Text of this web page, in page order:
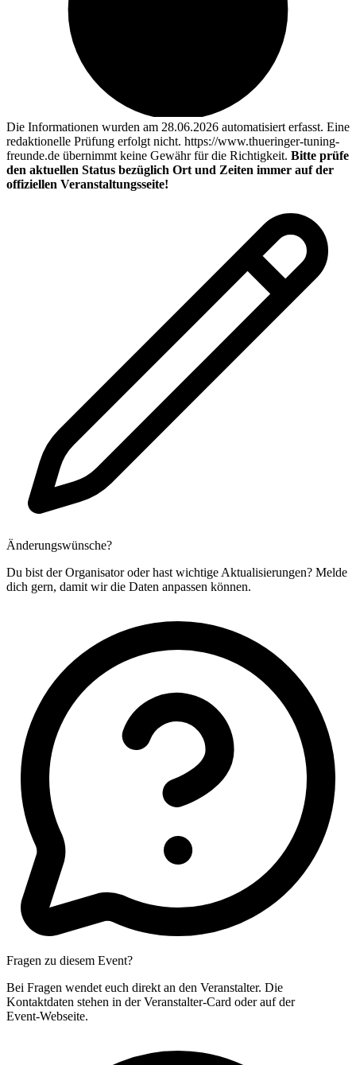
Die Informationen wurden am 28.06.2026 automatisiert erfasst. Eine
redaktionelle Prüfung erfolgt nicht. https://www.thueringer-tuning-
freunde.de übernimmt keine Gewähr für die Richtigkeit. Bitte prüfe
den aktuellen Status bezüglich Ort und Zeiten immer auf der
offiziellen Veranstaltungsseite!
Änderungswünsche?
Du bist der Organisator oder hast wichtige Aktualisierungen? Melde
dich gern, damit wir die Daten anpassen können.
Fragen zu diesem Event?
Bei Fragen wendet euch direkt an den Veranstalter. Die
Kontaktdaten stehen in der Veranstalter‑Card oder auf der
Event‑Webseite.